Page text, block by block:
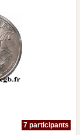
7 participants